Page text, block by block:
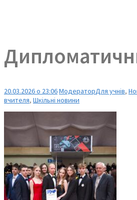
20.03.2026 о 23:06МодераторДля учнів,
вчителя, Шкільні новини